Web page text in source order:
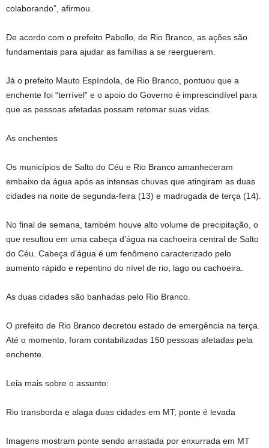
colaborando”, afirmou.
De acordo com o prefeito Pabollo, de Rio Branco, as ações são
fundamentais para ajudar as famílias a se reerguerem.
Já o prefeito Mauto Espíndola, de Rio Branco, pontuou que a
enchente foi “terrível” e o apoio do Governo é imprescindível para
que as pessoas afetadas possam retomar suas vidas.
As enchentes
Os municípios de Salto do Céu e Rio Branco amanheceram
embaixo da água após as intensas chuvas que atingiram as duas
cidades na noite de segunda-feira (13) e madrugada de terça (14).
No final de semana, também houve alto volume de precipitação, o
que resultou em uma cabeça d’água na cachoeira central de Salto
do Céu. Cabeça d’água é um fenômeno caracterizado pelo
aumento rápido e repentino do nível de rio, lago ou cachoeira.
As duas cidades são banhadas pelo Rio Branco.
O prefeito de Rio Branco decretou estado de emergência na terça.
Até o momento, foram contabilizadas 150 pessoas afetadas pela
enchente.
Leia mais sobre o assunto:
Rio transborda e alaga duas cidades em MT; ponte é levada
Imagens mostram ponte sendo arrastada por enxurrada em MT